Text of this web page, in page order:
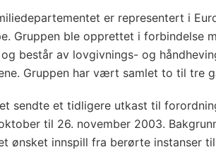
er representert i
Gruppen ble opprettet i forbindelse
består av lovgivnings- og
Gruppen har vært samlet to til tre
sendte et tidligere utkast til
til 26. november 2003.
ønsket innspill fra berørte instanser